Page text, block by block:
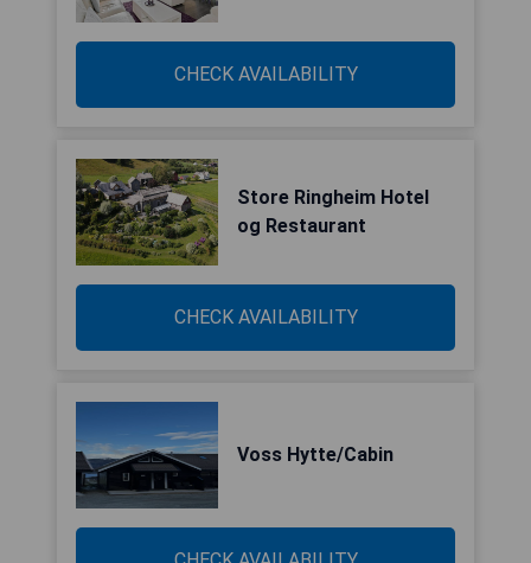
CHECK AVAILABILITY
Store Ringheim Hotel
og Restaurant
CHECK AVAILABILITY
Voss Hytte/Cabin